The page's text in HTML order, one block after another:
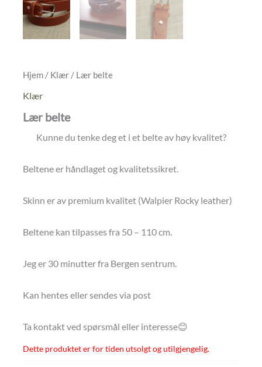
Hjem / Klær / Lær belte
Klær
Lær belte
Kunne du tenke deg et i et belte av høy kvalitet?
Beltene er håndlaget og kvalitetssikret.
Skinn er av premium kvalitet (Walpier Rocky leather)
Beltene kan tilpasses fra 50 – 110 cm.
Jeg er 30 minutter fra Bergen sentrum.
Kan hentes eller sendes via post
Ta kontakt ved spørsmål eller interesse😊
Dette produktet er for tiden utsolgt og utilgjengelig.